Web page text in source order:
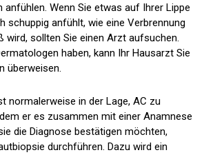
anfühlen. Wenn Sie etwas auf Ihrer Lippe
schuppig anfühlt, wie eine Verbrennung
wird, sollten Sie einen Arzt aufsuchen.
haben, kann Ihr Hausarzt Sie
überweisen.
normalerweise in der Lage, AC zu
er es zusammen mit einer Anamnese
die Diagnose bestätigen möchten,
durchführen. Dazu wird ein